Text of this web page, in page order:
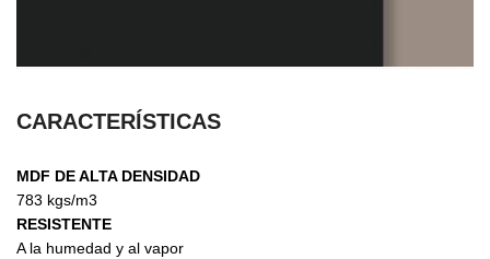
CARACTERÍSTICAS
MDF DE ALTA DENSIDAD
783 kgs/m3
RESISTENTE
A la humedad y al vapor